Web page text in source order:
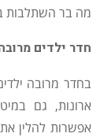
מה בר השתלבות
חדר ילדים
בחדר מרובה
ארונות, גם